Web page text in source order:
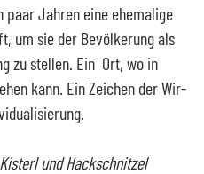
paar Jahren eine ehemalige
um sie der Bevölkerung als
zu stellen. Ein Ort, wo in
kann. Ein Zeichen der Wir-
und Hackschnitzel